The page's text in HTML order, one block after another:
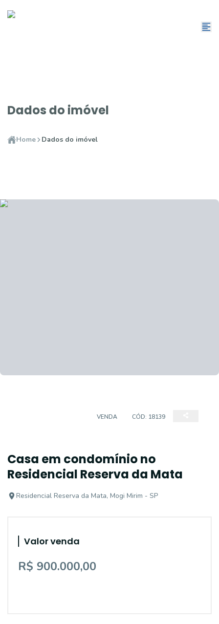
Dados do imóvel
Home Dados do imóvel
VENDA CÓD: 18139
Casa em condomínio no
Residencial Reserva da Mata
Residencial Reserva da Mata, Mogi Mirim - SP
Valor venda
R$ 900.000,00